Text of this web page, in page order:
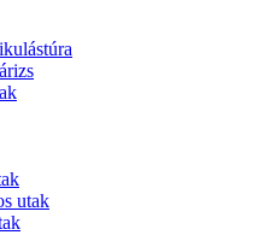
utak